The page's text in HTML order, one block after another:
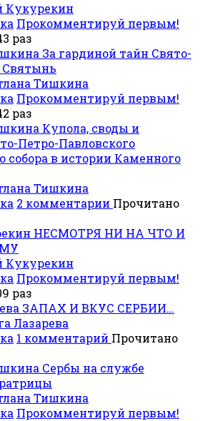
Кукурекин
Прокомментируй первым!
раз
За гардиной тайн Свято-
Святынь
Тишкина
Прокомментируй первым!
раз
Купола, своды и
Петро-Павловского
собора в истории Каменного
Тишкина
2 комментарии Прочитано
НЕСМОТРЯ НИ НА ЧТО И
Кукурекин
Прокомментируй первым!
раз
ЗАПАХ И ВКУС СЕРБИИ…
Лазарева
1 комментарий Прочитано
Сербы на службе
Тишкина
Прокомментируй первым!